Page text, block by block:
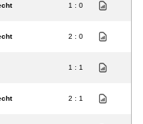
1 : 0
2 : 0
1 : 1
2 : 1